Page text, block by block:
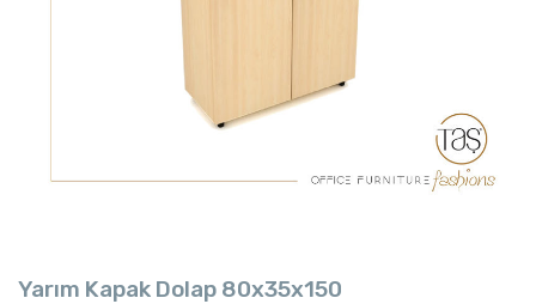
Yarım Kapak Dolap 80x35x150